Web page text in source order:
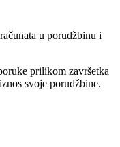
u porudžbinu i
prilikom završetka
svoje porudžbine.